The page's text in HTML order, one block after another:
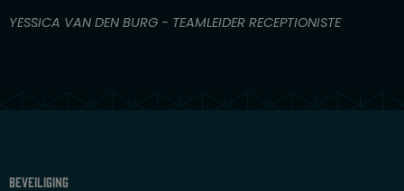
n
YESSICA VAN DEN BURG - TEAMLEIDER RECEPTIONISTE
Beveiliging